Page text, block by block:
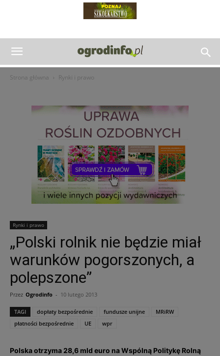
Strona główna Rynki i prawo
Rynki i prawo
„Polski rolnik nie będzie miał
warunków pogorszonych, a
polepszone”
Przez Ogrodinfo - 10 lutego 2013
TAGI dopłaty bezpośrednie fundusze unijne
MRiRW
płatności bezpośrednie
UE wpr
Polska otrzyma 28,6 mld euro na Wspólną Politykę Rolną